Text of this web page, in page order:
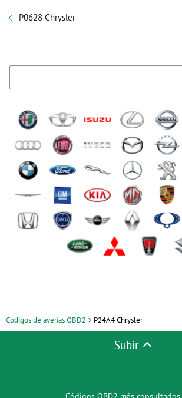
P0628 Chrysler
Códigos de averías OBD2 P24A4 Chrysler
Subir